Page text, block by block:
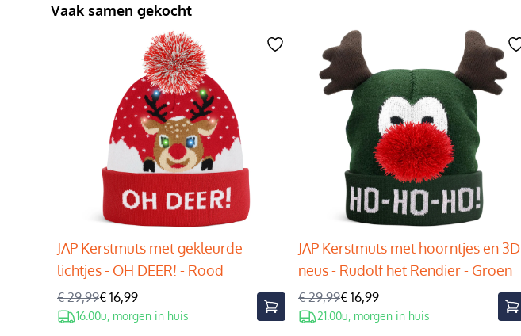
Vaak samen gekocht
JAP Kerstmuts met gekleurde
lichtjes - OH DEER! - Rood
€ 29,99€ 16,99
16.00u, morgen in huis
JAP Kerstmuts met hoorntjes en 3D
neus - Rudolf het Rendier - Groen
€ 29,99€ 16,99
21.00u, morgen in huis